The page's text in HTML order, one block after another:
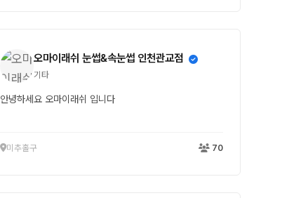
오마이래쉬 눈썹&속눈썹 인천관교점
기타
안녕하세요 오마이래쉬 입니다
미추홀구 70